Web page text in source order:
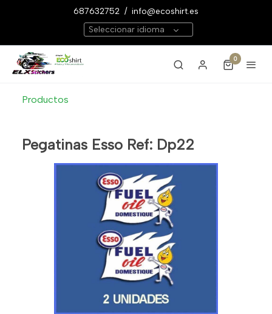
687632752 / info@ecoshirt.es
Seleccionar idioma
0
Productos
Pegatinas Esso Ref: Dp22